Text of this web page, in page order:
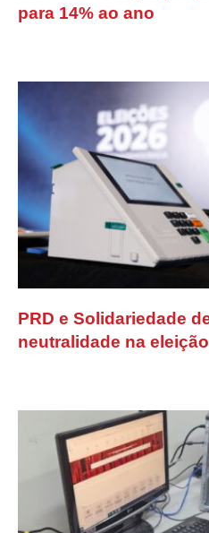
para 14% ao ano
PRD e Solidariedade
neutralidade na